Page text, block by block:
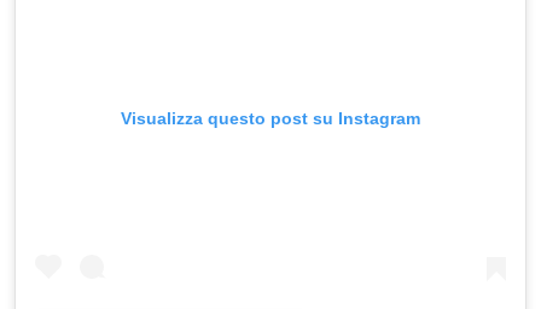
Visualizza questo post su Instagram